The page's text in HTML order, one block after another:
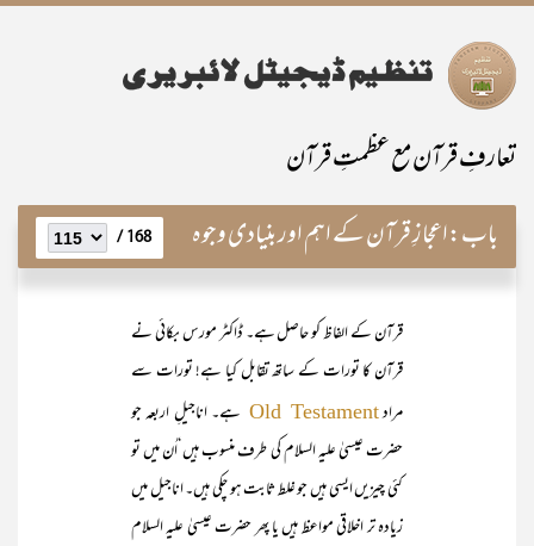
تعارفِ قرآن مع عظمتِ قرآن
باب:اعجازِ قرآن کے اہم اور بنیادی وجوہ 168 /
قرآن کے الفاظ کو حاصل ہے۔ ڈاکٹر مورس بکائی نے
قرآن کا تورات کے ساتھ تقابل کیا ہے! تورات سے
مرادOld Testament ہے۔ اناجیلِ اربعہ جو
حضرت عیسیٰ علیہ السلام کی طرف منسوب ہیں‘اُن میں تو
کئی چیزیں ایسی ہیں جو غلط ثابت ہو چکی ہیں۔ اناجیل میں
زیادہ تر اخلاقی مواعظ ہیں یا پھر حضرت عیسیٰ علیہ السلام